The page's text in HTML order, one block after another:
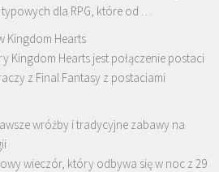
dla RPG, które od …
Kingdom Hearts
Kingdom Hearts jest połączenie postaci
z Final Fantasy z postaciami
wróżby i tradycyjne zabawy na
wieczór, który odbywa się w noc z 29